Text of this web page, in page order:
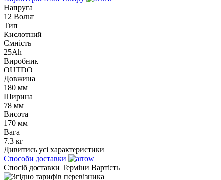
Напруга
12 Вольт
Тип
Кислотний
Ємність
25Ah
Виробник
OUTDO
Довжина
180 мм
Ширина
78 мм
Висота
170 мм
Вага
7.3 кг
Дивитись усі характеристики
Способи доставки
Спосіб доставки Терміни Вартість